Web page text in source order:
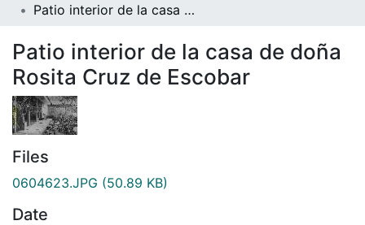
Patio interior de la casa de doña Rosita Cruz de Escobar
Patio interior de la casa de doña
Rosita Cruz de Escobar
Files
0604623.JPG (50.89 KB)
Date